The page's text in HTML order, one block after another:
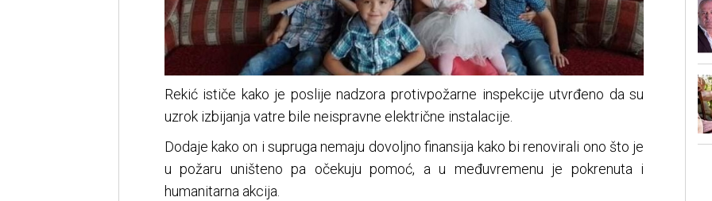
Rekić ističe kako je poslije nadzora protivpožarne inspekcije utvrđeno da su
uzrok izbijanja vatre bile neispravne električne instalacije.
Dodaje kako on i supruga nemaju dovoljno finansija kako bi renovirali ono što je
u požaru uništeno pa očekuju pomoć, a u međuvremenu je pokrenuta i
humanitarna akcija.